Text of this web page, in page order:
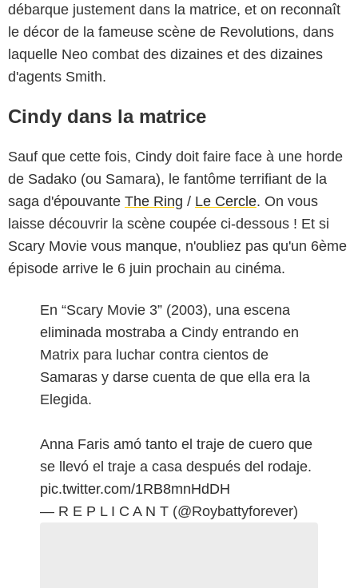
débarque justement dans la matrice, et on reconnaît
le décor de la fameuse scène de Revolutions, dans
laquelle Neo combat des dizaines et des dizaines
d'agents Smith.
Cindy dans la matrice
Sauf que cette fois, Cindy doit faire face à une horde
de Sadako (ou Samara), le fantôme terrifiant de la
saga d'épouvante The Ring / Le Cercle. On vous
laisse découvrir la scène coupée ci-dessous ! Et si
Scary Movie vous manque, n'oubliez pas qu'un 6ème
épisode arrive le 6 juin prochain au cinéma.
En “Scary Movie 3” (2003), una escena
eliminada mostraba a Cindy entrando en
Matrix para luchar contra cientos de
Samaras y darse cuenta de que ella era la
Elegida.
Anna Faris amó tanto el traje de cuero que
se llevó el traje a casa después del rodaje.
pic.twitter.com/1RB8mnHdDH
— R E P L I C A N T (@Roybattyforever)